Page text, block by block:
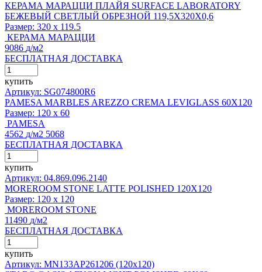
КЕРАМА МАРАЦЦИ ПЛАЙЯ SURFACE LABORATORY
БЕЖЕВЫЙ СВЕТЛЫЙ ОБРЕЗНОЙ 119,5X320X0,6
Размер: 320 x 119.5
КЕРАМА МАРАЦЦИ
9086 д/м2
БЕСПЛАТНАЯ ДОСТАВКА
купить
Артикул: SG074800R6
PAMESA MARBLES AREZZO CREMA LEVIGLASS 60X120
Размер: 120 x 60
PAMESA
4562 д/м2 5068
БЕСПЛАТНАЯ ДОСТАВКА
купить
Артикул: 04.869.096.2140
MOREROOM STONE LATTE POLISHED 120X120
Размер: 120 x 120
MOREROOM STONE
11490 д/м2
БЕСПЛАТНАЯ ДОСТАВКА
купить
Артикул: MN133AP261206 (120x120)